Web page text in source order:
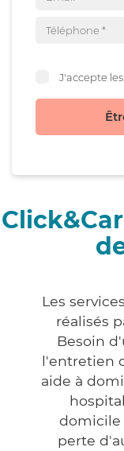
J'accepte les
Les
réalisés
Besoin
l'entretien
aide à
domicile
perte